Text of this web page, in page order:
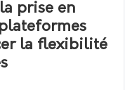
prise en
la flexibilité